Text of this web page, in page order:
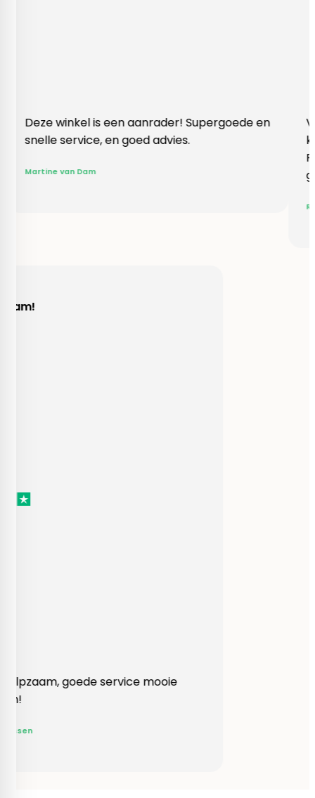
is een aanrader! Supergoede en
en goed advies.
Dam
Vlotte
klopte heel
Rieneke,
gegeven
Behulpzaam!
Heel behulpzaam, goede service mooie
produkten!
Yvonne Claessen